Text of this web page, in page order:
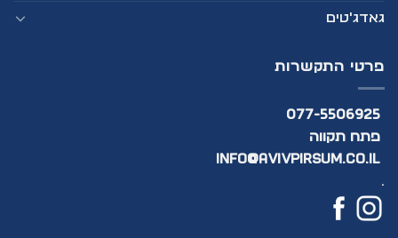
גאדג'טים
פרטי התקשרות
077-5506925
פתח תקווה
info@avivpirsum.co.il
.